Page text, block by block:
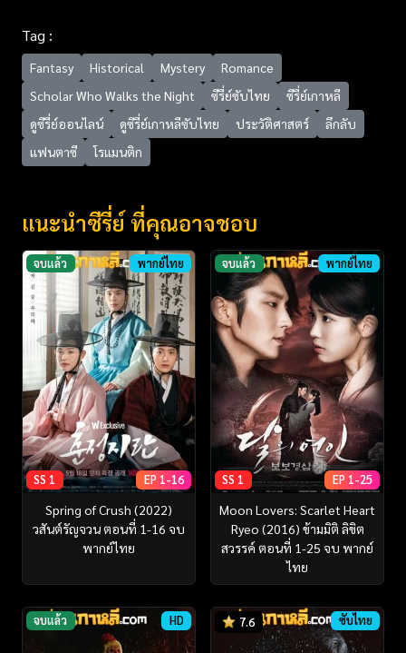
Tag :
Fantasy Historical Mystery
Romance
Scholar Who Walks the Night
ซีรี่ย์ซับไทย
ซีรี่ย์เกาหลี
ดูซีรี่ย์ออนไลน์
ดูซีรี่ย์เกาหลีซับไทย ประวัติศาสตร์
ลึกลับ
แฟนตาซี
โรแมนติก
แนะนำซีรี่ย์ ที่คุณอาจชอบ
จบแล้ว พากย์ไทย
SS 1 EP 1-16
Spring of Crush (2022)
วสันต์รัญจวน ตอนที่ 1-16 จบ
พากย์ไทย
จบแล้ว พากย์ไทย
SS 1 EP 1-25
Moon Lovers: Scarlet Heart
Ryeo (2016) ข้ามมิติ ลิขิต
สวรรค์ ตอนที่ 1-25 จบ พากย์
ไทย
จบแล้ว HD 7.6 ซับไทย